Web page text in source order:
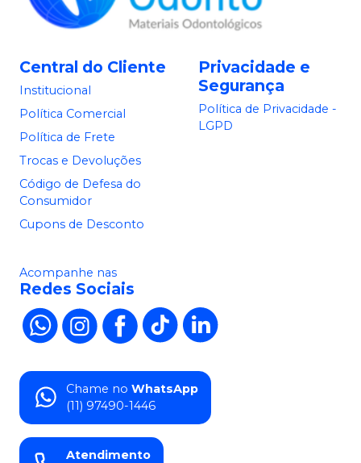
Central do Cliente
Institucional
Política Comercial
Política de Frete
Trocas e Devoluções
Código de Defesa do
Consumidor
Cupons de Desconto
Privacidade e
Segurança
Política de Privacidade -
LGPD
Acompanhe nas
Redes Sociais
Chame no WhatsApp
(11) 97490-1446
Atendimento